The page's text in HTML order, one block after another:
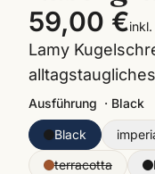
59,00 €
Lamy
Ausführung · Black
Black
terracotta